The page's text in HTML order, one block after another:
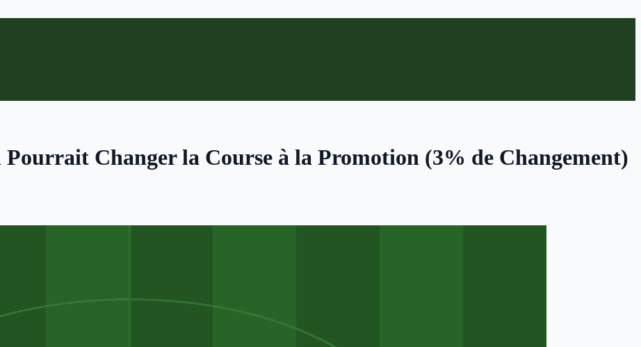
Changer la Course à la Promotion (3% de Changement)